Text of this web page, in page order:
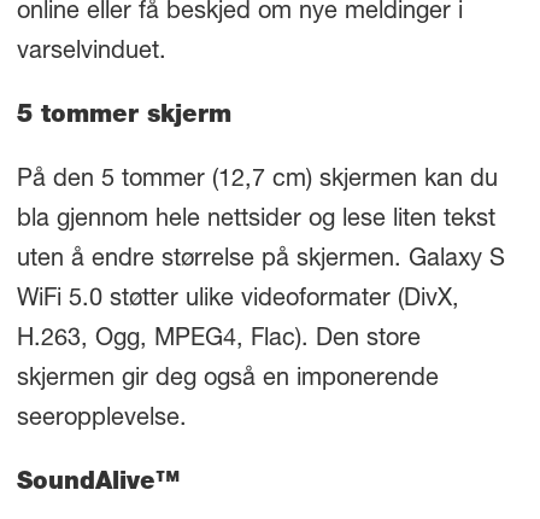
online eller få beskjed om nye meldinger i
varselvinduet.
5 tommer skjerm
På den 5 tommer (12,7 cm) skjermen kan du
bla gjennom hele nettsider og lese liten tekst
uten å endre størrelse på skjermen. Galaxy S
WiFi 5.0 støtter ulike videoformater (DivX,
H.263, Ogg, MPEG4, Flac). Den store
skjermen gir deg også en imponerende
seeropplevelse.
SoundAlive™